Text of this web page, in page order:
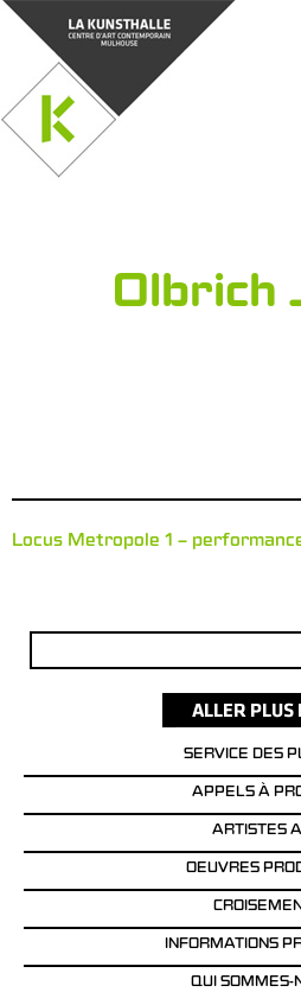
Olbrich
Locus Metropole 1 –
SERVICE DES
APPELS À
ARTISTES
OEUVRES
INFORMATIONS
QUI SOMMES-